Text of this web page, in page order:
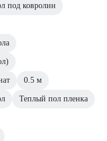
под ковролин
0.5 м
Теплый пол пленка